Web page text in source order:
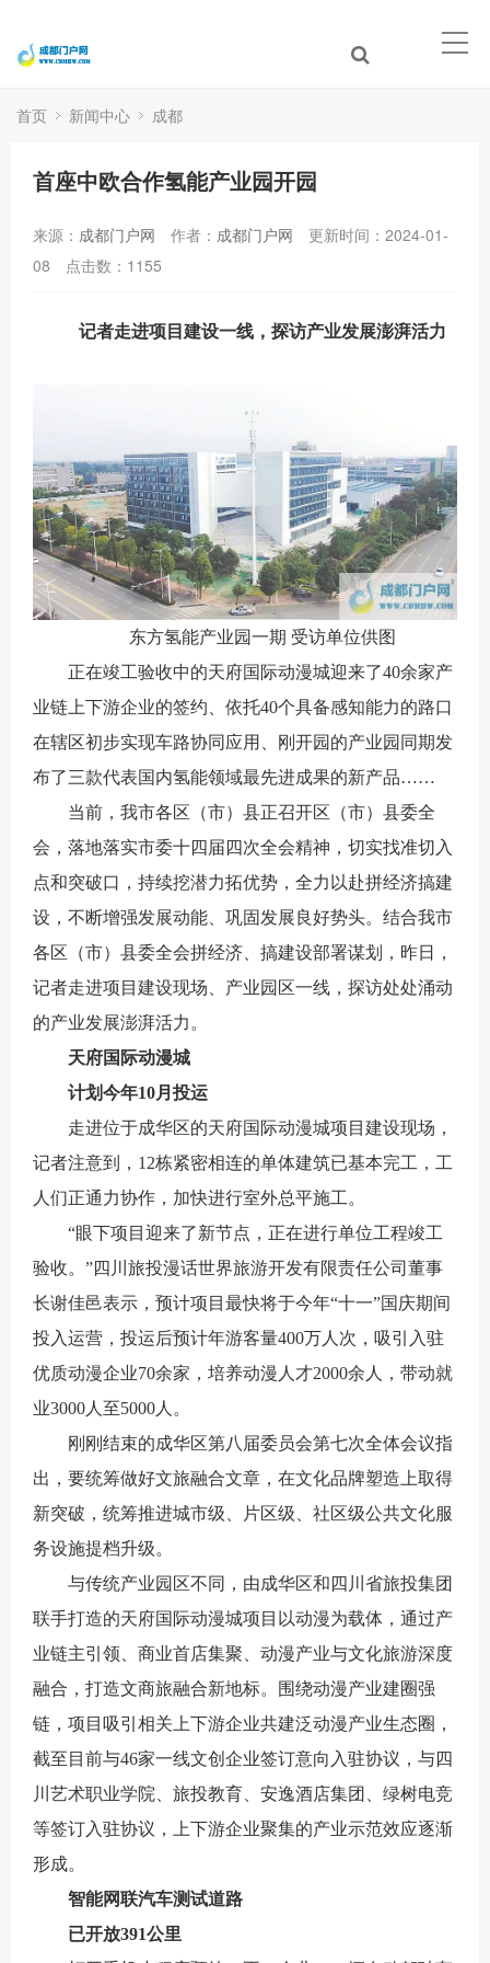
首页 新闻中心 成都
首座中欧合作氢能产业园开园
来源： 成都门户网 作者： 成都门户网
更新时间：2024-01-
08
点击数： 1155
记者走进项目建设一线，探访产业发展澎湃活力
东方氢能产业园一期 受访单位供图
正在竣工验收中的天府国际动漫城迎来了40余家产
业链上下游企业的签约、依托40个具备感知能力的路口
在辖区初步实现车路协同应用、刚开园的产业园同期发
布了三款代表国内氢能领域最先进成果的新产品……
当前，我市各区（市）县正召开区（市）县委全
会，落地落实市委十四届四次全会精神，切实找准切入
点和突破口，持续挖潜力拓优势，全力以赴拼经济搞建
设，不断增强发展动能、巩固发展良好势头。结合我市
各区（市）县委全会拼经济、搞建设部署谋划，昨日，
记者走进项目建设现场、产业园区一线，探访处处涌动
的产业发展澎湃活力。
天府国际动漫城
计划今年10月投运
走进位于成华区的天府国际动漫城项目建设现场，
记者注意到，12栋紧密相连的单体建筑已基本完工，工
人们正通力协作，加快进行室外总平施工。
“眼下项目迎来了新节点，正在进行单位工程竣工
验收。”四川旅投漫话世界旅游开发有限责任公司董事
长谢佳邑表示，预计项目最快将于今年“十一”国庆期间
投入运营，投运后预计年游客量400万人次，吸引入驻
优质动漫企业70余家，培养动漫人才2000余人，带动就
业3000人至5000人。
刚刚结束的成华区第八届委员会第七次全体会议指
出，要统筹做好文旅融合文章，在文化品牌塑造上取得
新突破，统筹推进城市级、片区级、社区级公共文化服
务设施提档升级。
与传统产业园区不同，由成华区和四川省旅投集团
联手打造的天府国际动漫城项目以动漫为载体，通过产
业链主引领、商业首店集聚、动漫产业与文化旅游深度
融合，打造文商旅融合新地标。围绕动漫产业建圈强
链，项目吸引相关上下游企业共建泛动漫产业生态圈，
截至目前与46家一线文创企业签订意向入驻协议，与四
川艺术职业学院、旅投教育、安逸酒店集团、绿树电竞
等签订入驻协议，上下游企业聚集的产业示范效应逐渐
形成。
智能网联汽车测试道路
已开放391公里